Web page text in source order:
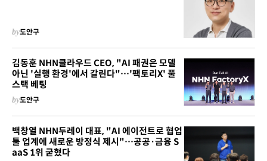
by도안구
김동훈 NHN클라우드 CEO, "AI 패권은 모델
아닌 '실행 환경'에서 갈린다"…'팩토리X' 풀
스택 베팅
by도안구
백창열 NHN두레이 대표, "AI 에이전트로 협업
툴 업계에 새로운 방정식 제시"…공공·금융 S
aaS 1위 굳혔다